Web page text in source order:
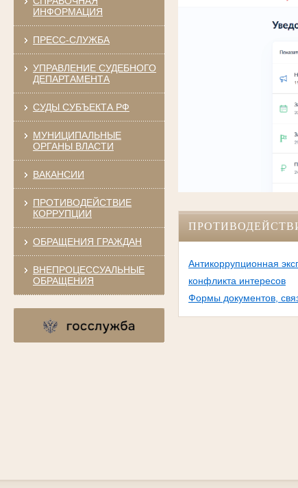
ИНФОРМАЦИЯ
ПРЕСС-СЛУЖБА
УПРАВЛЕНИЕ СУДЕБНОГО
ДЕПАРТАМЕНТА
СУДЫ СУБЪЕКТА РФ
МУНИЦИПАЛЬНЫЕ
ОРГАНЫ ВЛАСТИ
ВАКАНСИИ
ПРОТИВОДЕЙСТВИЕ
КОРРУПЦИИ
ОБРАЩЕНИЯ ГРАЖДАН
ВНЕПРОЦЕССУАЛЬНЫЕ
ОБРАЩЕНИЯ
Антикоррупционная
конфликта интересов
Формы документов,